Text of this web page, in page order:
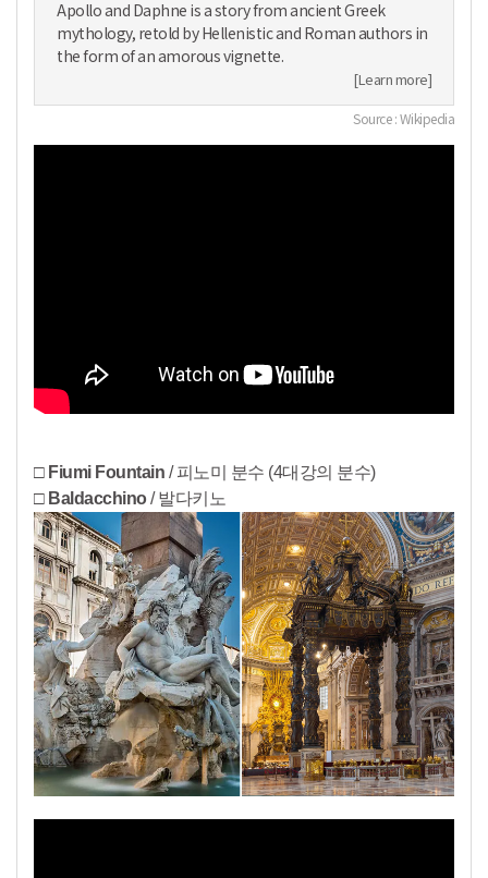
Apollo and Daphne is a story from ancient Greek
mythology, retold by Hellenistic and Roman authors in
the form of an amorous vignette.
[Learn more]
Source : Wikipedia
□ Fiumi Fountain / 피노미 분수 (4대강의 분수)
□ Baldacchino/ 발다키노